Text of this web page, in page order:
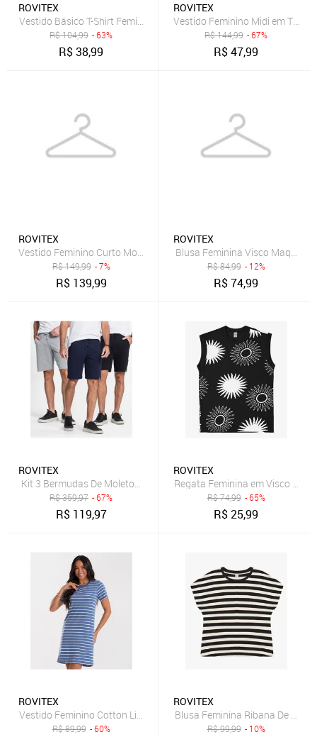
ROVITEX
Vestido Básico T-Shirt Feminino Rovitex Verde
R$104,99 - 63%
R$38,99
ROVITEX
Vestido Feminino Midi em Twill
R$144,99 - 67%
R$47,99
ROVITEX
Vestido Feminino Curto Molecotton Viscose Rovitex Azul
R$149,99 - 7%
R$ 139,99
ROVITEX
Blusa Feminina Visco
R$84,99 - 12%
R$74,99
ROVITEX
Kit 3 Bermudas De Moletom Masculina Select Sortido
R$359,97 - 67%
R$ 119,97
ROVITEX
Regata Feminina em Visco
R$74,99 - 65%
R$25,99
ROVITEX
Vestido Feminino Cotton Listrado Rovitex Azul
R$89,99 - 60%
ROVITEX
Blusa Feminina Ribana De
R$99,99 - 10%